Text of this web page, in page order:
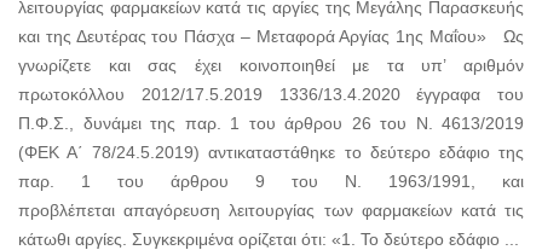
λειτουργίας φαρμακείων κατά τις αργίες της Μεγάλης Παρασκευής
και της Δευτέρας του Πάσχα – Μεταφορά Αργίας 1ης Μαΐου» Ως
γνωρίζετε και σας έχει κοινοποιηθεί με τα υπ’ αριθμόν
πρωτοκόλλου 2012/17.5.2019 1336/13.4.2020 έγγραφα του
Π.Φ.Σ., δυνάμει της παρ. 1 του άρθρου 26 του Ν. 4613/2019
(ΦΕΚ Α΄ 78/24.5.2019) αντικαταστάθηκε το δεύτερο εδάφιο της
παρ. 1 του άρθρου 9 του Ν. 1963/1991, και
προβλέπεται απαγόρευση λειτουργίας των φαρμακείων κατά τις
κάτωθι αργίες. Συγκεκριμένα ορίζεται ότι: «1. Το δεύτερο εδάφιο ...